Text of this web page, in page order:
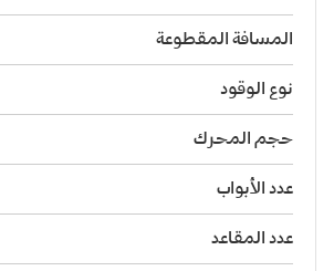
المسافة المقطوعة
نوع الوقود
حجم المحرك
عدد الأبواب
عدد المقاعد